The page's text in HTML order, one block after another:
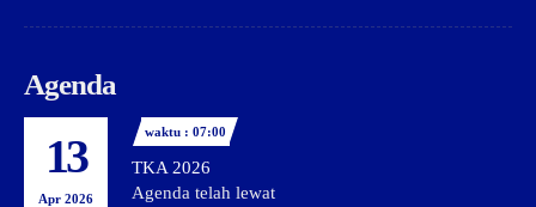
Agenda
13
Apr 2026
waktu : 07:00
TKA 2026
Agenda telah lewat